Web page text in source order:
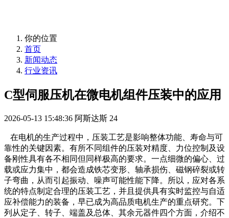
你的位置
首页
新闻动态
行业资讯
C型伺服压机在微电机组件压装中的应用
2026-05-13 15:48:36 阿斯达斯 24
在电机的生产过程中，压装工艺是影响整体功能、寿命与可
靠性的关键因素。有所不同组件的压装对精度、力位控制及设
备刚性具有各不相同但同样极高的要求。一点细微的偏心、过
载或应力集中，都会造成铁芯变形、轴承损伤、磁钢碎裂或转
子弯曲，从而引起振动、噪声可能性能下降。所以，应对各系
统的特点制定合理的压装工艺，并且提供具有实时监控与自适
应补偿能力的装备，早已成为高品质电机生产的重点研究。下
列从定子、转子、端盖及总体、其余元器件四个方面，介绍不